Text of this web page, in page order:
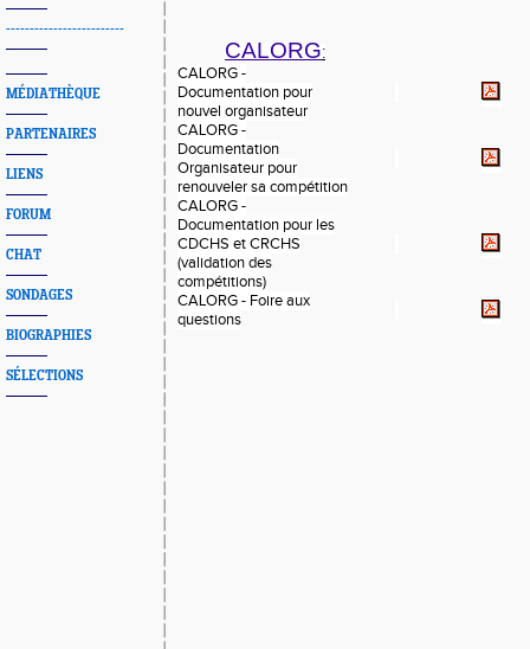
-------------------------
MÉDIATHÈQUE
PARTENAIRES
LIENS
FORUM
CHAT
SONDAGES
BIOGRAPHIES
SÉLECTIONS
CALORG:
CALORG -
Documentation pour
nouvel organisateur
CALORG -
Documentation
Organisateur pour
renouveler sa compétition
CALORG -
Documentation pour les
CDCHS et CRCHS
(validation des
compétitions)
CALORG - Foire aux
questions